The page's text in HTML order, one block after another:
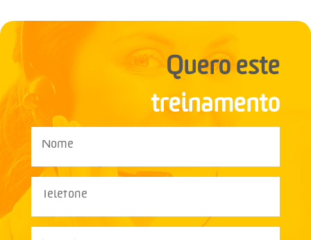
Quero este
treinamento